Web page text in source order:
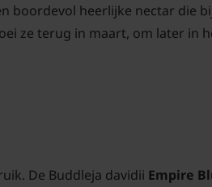
boordevol heerlijke nectar die
ze terug in maart, om later in
De Buddleja davidii Empire